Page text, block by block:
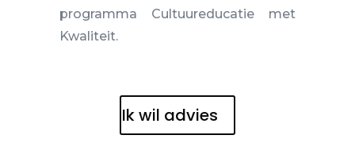
programma Cultuureducatie met
Kwaliteit.
Ik wil advies